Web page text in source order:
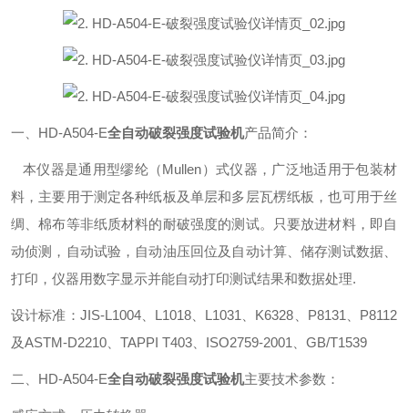
一、HD-A504-E全自动破裂强度试验机产品简介：
本仪器是通用型缪纶（Mullen）式仪器，广泛地适用于包装材
料，主要用于测定各种纸板及单层和多层瓦楞纸板，也可用于丝
绸、棉布等非纸质材料的耐破强度的测试。只要放进材料，即自
动侦测，自动试验，自动油压回位及自动计算、储存测试数据、
打印，仪器用数字显示并能自动打印测试结果和数据处理.
设计标准：JIS-L1004、L1018、L1031、K6328、P8131、P8112
及ASTM-D2210、TAPPI T403、ISO2759-2001、GB/T1539
二、HD-A504-E全自动破裂强度试验机主要技术参数：